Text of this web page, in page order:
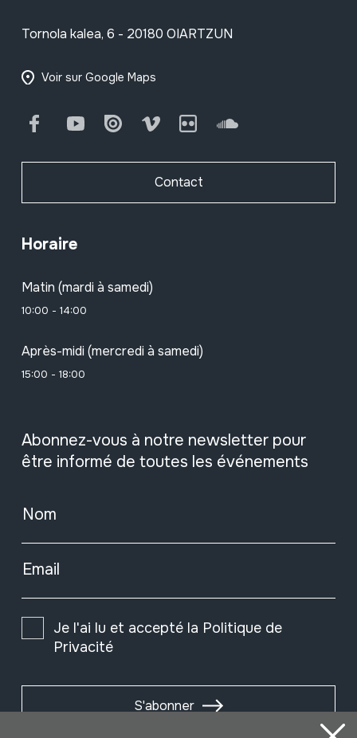
Tornola kalea, 6 - 20180 OIARTZUN
Voir sur Google Maps
FacebookYoutube Issuu Vimeo Flickr SoundCloud
Contact
Horaire
Matin (mardi à samedi)
10:00 - 14:00
Après-midi (mercredi à samedi)
15:00 - 18:00
Abonnez-vous à notre newsletter pour
être informé de toutes les événements
Nom
Email
Je l'ai lu et accepté la Politique de
Privacité
S'abonner